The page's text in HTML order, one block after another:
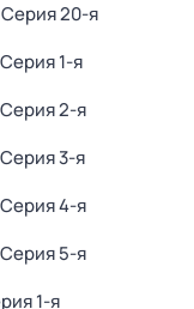
Серия 20-я
1-я
2-я
3-я
4-я
5-я
1-я